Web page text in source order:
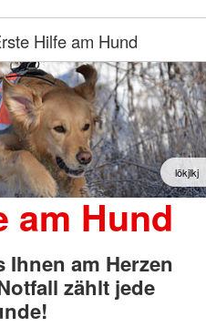
Hilfe am Hund
lökjlkj
am Hund
Ihnen am Herzen
zählt jede